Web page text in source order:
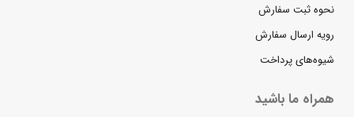
نحوه ثبت سفارش
رویه ارسال سفارش
شیوه‌های پرداخت
همراه ما باشید